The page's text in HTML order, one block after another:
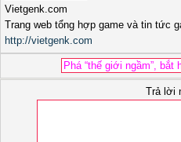
Vietgenk.com
Trang web tổng hợp game và tin tức
http://vietgenk.com
Trả lời